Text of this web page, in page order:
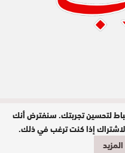
لتحسين تجربتك. سنفترض أنك
إذا كنت ترغب في ذلك.
المزيد